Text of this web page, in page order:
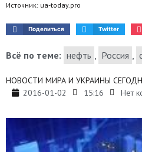
Источник: ua-today.pro
Поделиться Twitter
Всё по теме: нефть , Россия ,
НОВОСТИ МИРА И УКРАИНЫ СЕГОДНЯ
2016-01-02
15:16 Нет